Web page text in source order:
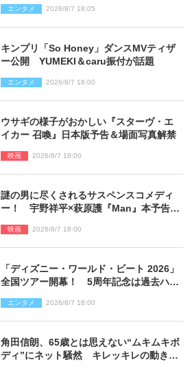
エンタメ 2026/8/7 18:05
キンプリ「So Honey」ダンスMVティザ
ー公開 YUMEKI＆caru振付が話題
エンタメ 2026/8/7 18:00
ウサギの様子がおかしい『スターヴ・エ
イカー 召喚』日本版予告＆場面写真解禁
映画 2026/8/7 18:00
謎の男に尽くされるサスペンスコメディ
ー！ 宇野祥平×萩原護『Man』本予告＆
映画 2026/8/7 18:00
「ディズニー・ワールド・ビート 2026」
全国ツアー開幕！ 5周年記念は過去ハイ
ポート】
エンタメ 2026/8/7 18:00
角田信朗、65歳とは思えない“ムキムキボ
ディ”にネット騒然 キレッキレの動きを